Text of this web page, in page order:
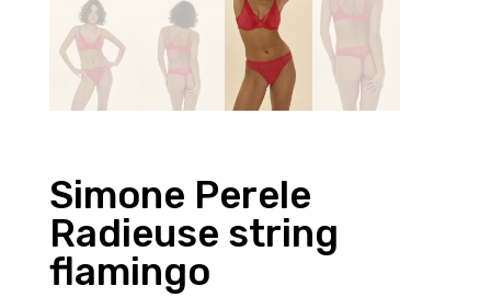
Simone Perele
Radieuse string
flamingo